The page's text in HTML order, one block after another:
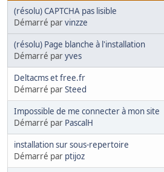
(résolu) CAPTCHA pas lisible
Démarré parvinzze
(résolu) Page blanche à l'installation
Démarré paryves
Deltacms et free.fr
Démarré parSteed
Impossible de me connecter à mon site
Démarré par PascalH
installation sur sous-repertoire
Démarré par ptijoz